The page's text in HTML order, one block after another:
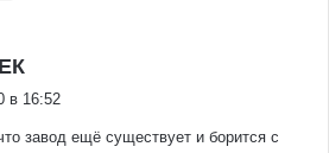
в 16:52
завод ещё существует и борится с